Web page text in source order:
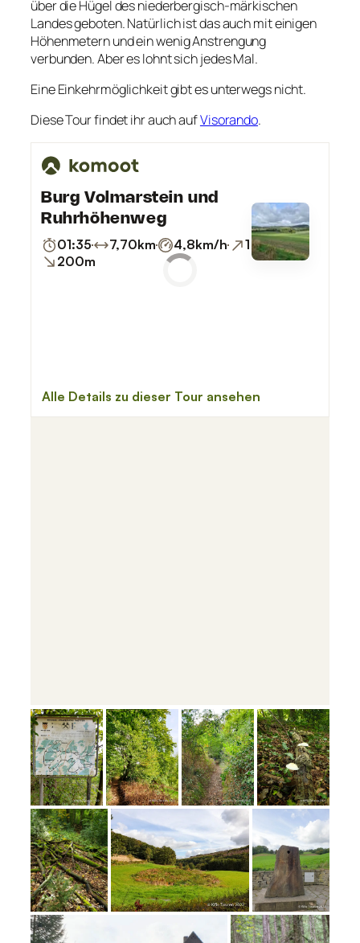
über die Hügel des niederbergisch-märkischen
Landes geboten. Natürlich ist das auch mit einigen
Höhenmetern und ein wenig Anstrengung
verbunden. Aber es lohnt sich jedes Mal.
Eine Einkehrmöglichkeit gibt es unterwegs nicht.
Diese Tour findet ihr auch aufVisorando.